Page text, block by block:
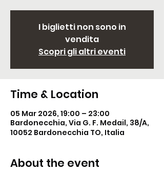
I biglietti non sono in
vendita
Scopri gli altri eventi
Time & Location
05 Mar 2026, 19:00 – 23:00
Bardonecchia, Via G. F. Medail, 38/A,
10052 Bardonecchia TO, Italia
About the event